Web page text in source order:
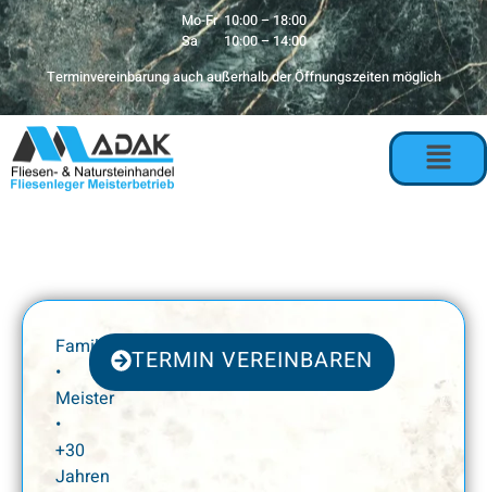
Mo-Fr 10:00 – 18:00
Sa 10:00 – 14:00
Terminvereinbarung auch außerhalb der Öffnungszeiten möglich
Familienbetrieb
•
Meister
•
+30
Jahren
TERMIN VEREINBAREN